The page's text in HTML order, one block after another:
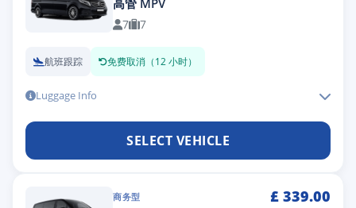
高管 MPV
7 7
航班跟踪 免费取消（12 小时）
Luggage Info
SELECT VEHICLE
商务型 £ 339.00